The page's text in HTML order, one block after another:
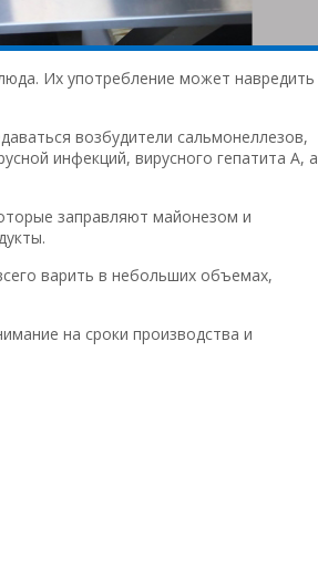
Их употребление может навредить
возбудители сальмонеллезов,
инфекций, вирусного гепатита А, а
заправляют майонезом и
варить в небольших объемах,
на сроки производства и